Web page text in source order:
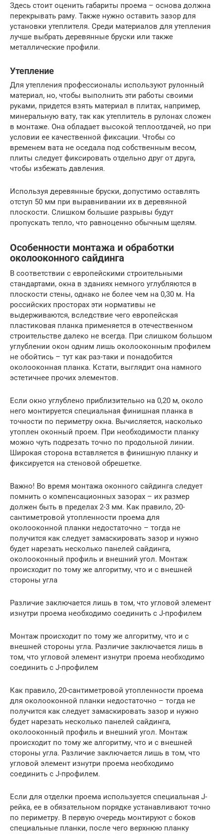
Здесь стоит оценить габариты проема – основа должна
перекрывать раму. Также нужно оставить зазор для
установки утеплителя. Среди материалов для утепления
лучше выбрать деревянные бруски или также
металлические профили.
Утепление
Для утепления профессионалы используют рулонный
материал, но, чтобы выполнить эти работы своими
руками, придется взять материал в плитах, например,
минеральную вату, так как утеплитель в рулонах сложен
в монтаже. Она обладает высокой теплоотдачей, но при
условии ее качественной фиксации. Чтобы со
временем вата не оседала под собственным весом,
плиты следует фиксировать отдельно друг от друга,
чтобы избежать давления.
Используя деревянные бруски, допустимо оставлять
отступ 50 мм при выравнивании их в деревянной
плоскости. Слишком большие разрывы будут
пропускать тепло, что равноценно обычным щелям.
Особенности монтажа и обработки
околооконного сайдинга
В соответствии с европейскими строительными
стандартами, окна в зданиях немного углубляются в
плоскости стены, однако не более чем на 0,30 м. На
российских просторах эти нормативы не
выдерживаются, вследствие чего европейская
пластиковая планка применяется в отечественном
строительстве далеко не всегда. При слишком большом
углублении окон одним лишь околооконным профилем
не обойтись – тут как раз-таки и понадобится
околооконная планка. Кстати, выглядит она намного
эстетичнее прочих элементов.
Если окно углублено приблизительно на 0,20 м, около
него монтируется специальная финишная планка в
точности по периметру окна. Вычисляется, насколько
утоплен оконный проем. При необходимости планку
можно чуть подрезать точно по продольной линии.
Широкая сторона вставляется в финишную планку и
фиксируется на стеновой обрешетке.
Важно! Во время монтажа оконного сайдинга следует
помнить о компенсационных зазорах – их размер
должен быть в пределах 2-3 мм. Как правило, 20-
сантиметровой утопленности проема для
околооконной планки недостаточно – тогда не
получится как следует замаскировать зазор и нужно
будет нарезать несколько панелей сайдинга,
околооконный профиль и внешний угол. Монтаж
происходит по тому же алгоритму, что и с внешней
стороны угла
Различие заключается лишь в том, что угловой элемент
изнутри проема необходимо соединить с J-профилем
Монтаж происходит по тому же алгоритму, что и с
внешней стороны угла. Различие заключается лишь в
том, что угловой элемент изнутри проема необходимо
соединить с J-профилем
Как правило, 20-сантиметровой утопленности проема
для околооконной планки недостаточно – тогда не
получится как следует замаскировать зазор и нужно
будет нарезать несколько панелей сайдинга,
околооконный профиль и внешний угол. Монтаж
происходит по тому же алгоритму, что и с внешней
стороны угла. Различие заключается лишь в том, что
угловой элемент изнутри проема необходимо
соединить с J-профилем.
Если для отделки проема используется специальная J-
рейка, ее в обязательном порядке устанавливают точно
по периметру. В первую очередь монтируют с боков
специальные планки, после чего верхнюю планку